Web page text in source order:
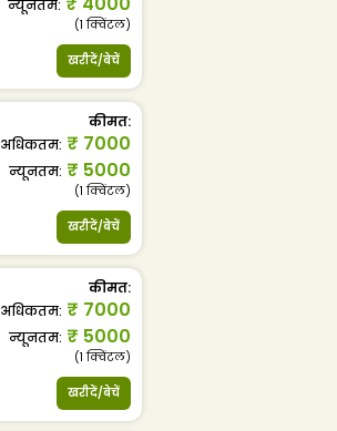
न्यूनतम:
(1क्विंटल)
खरीदें/बेचें
कीमत:
अधिकतम: ₹ 7000
न्यूनतम: ₹ 5000
(1क्विंटल)
खरीदें/बेचें
कीमत:
अधिकतम: ₹ 7000
न्यूनतम: ₹ 5000
(1क्विंटल)
खरीदें/बेचें